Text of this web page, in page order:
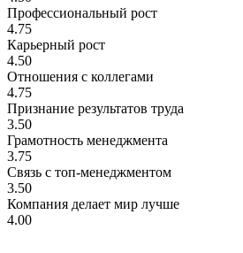
Профессиональный рост
4.75
Карьерный рост
4.50
Отношения с коллегами
4.75
Признание результатов труда
3.50
Грамотность менеджмента
3.75
Связь с топ-менеджментом
3.50
Компания делает мир лучше
4.00